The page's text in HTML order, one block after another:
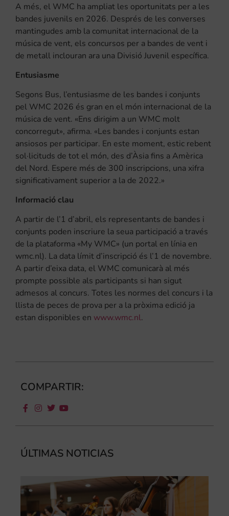
A més, el WMC ha ampliat les oportunitats per a les
bandes juvenils en 2026. Després de les converses
mantingudes amb la comunitat internacional de la
música de vent, els concursos per a bandes de vent i
de metall inclouran ara una Divisió Juvenil específica.
Entusiasme
Segons Bus, l’entusiasme de les bandes i conjunts
pel WMC 2026 és gran en el món internacional de la
música de vent. «Ens dirigim a un WMC molt
concorregut», afirma. «Les bandes i conjunts estan
ansiosos per participar. En este moment, estic rebent
sol·licituds de tot el món, des d’Àsia fins a Amèrica
del Nord. Espere més de 300 inscripcions, una xifra
significativament superior a la de 2022.»
Informació clau
A partir de l’1 d’abril, els representants de bandes i
conjunts poden inscriure la seua participació a través
de la plataforma «My WMC» (un portal en línia en
wmc.nl). La data límit d’inscripció és l’1 de novembre.
A partir d’eixa data, el WMC comunicarà al més
prompte possible als participants si han sigut
admesos al concurs. Totes les normes del concurs i la
llista de peces de prova per a la pròxima edició ja
estan disponibles en www.wmc.nl.
COMPARTIR:
ÚLTIMAS NOTICIAS